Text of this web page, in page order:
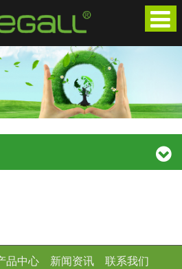
品中心 新闻资讯 联系我们